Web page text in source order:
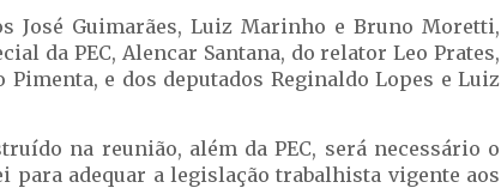
José Guimarães, Luiz Marinho e Bruno Moretti,
da PEC, Alencar Santana, do relator Leo Prates,
e dos deputados Reginaldo Lopes e Luiz
na reunião, além da PEC, será necessário o
para adequar a legislação trabalhista vigente aos